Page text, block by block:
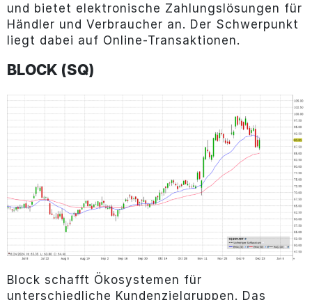
und bietet elektronische Zahlungslösungen für
Händler und Verbraucher an. Der Schwerpunkt
liegt dabei auf Online-Transaktionen.
BLOCK (SQ)
Block schafft Ökosystemen für
unterschiedliche Kundenzielgruppen. Das